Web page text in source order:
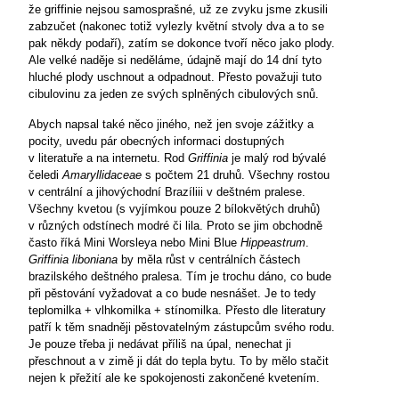
že griffinie nejsou samosprašné, už ze zvyku jsme zkusili
zabzučet (nakonec totiž vylezly květní stvoly dva a to se
pak někdy podaří), zatím se dokonce tvoří něco jako plody.
Ale velké naděje si neděláme, údajně mají do 14 dní tyto
hluché plody uschnout a odpadnout. Přesto považuji tuto
cibulovinu za jeden ze svých splněných cibulových snů.
Abych napsal také něco jiného, než jen svoje zážitky a
pocity, uvedu pár obecných informaci dostupných
v literatuře a na internetu. Rod Griffinia je malý rod bývalé
čelediAmaryllidaceae s počtem 21 druhů. Všechny rostou
v centrální a jihovýchodní Brazíliii v deštném pralese.
Všechny kvetou (s vyjímkou pouze 2 bílokvětých druhů)
v různých odstínech modré či lila. Proto se jim obchodně
často říká Mini Worsleya nebo Mini Blue Hippeastrum.
Griffinia liboniana by měla růst v centrálních částech
brazilského deštného pralesa. Tím je trochu dáno, co bude
při pěstování vyžadovat a co bude nesnášet. Je to tedy
teplomilka + vlhkomilka + stínomilka. Přesto dle literatury
patří k těm snadněji pěstovatelným zástupcům svého rodu.
Je pouze třeba ji nedávat příliš na úpal, nenechat ji
přeschnout a v zimě ji dát do tepla bytu. To by mělo stačit
nejen k přežití ale ke spokojenosti zakončené kvetením.